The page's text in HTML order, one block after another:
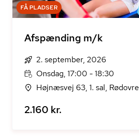
FÅ PLADSER
Afspænding m/k
2. september, 2026
Onsdag, 17:00 - 18:30
Højnæsvej 63, 1. sal, Rødovre
2.160 kr.